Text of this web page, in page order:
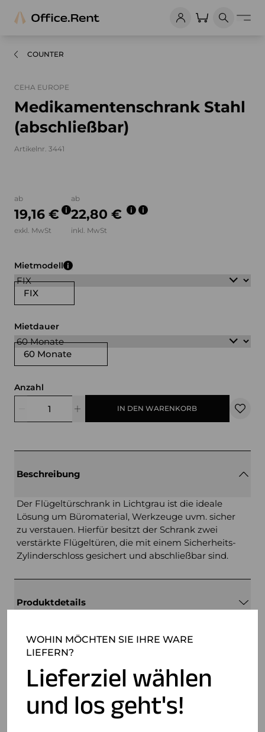
WOHIN MÖCHTEN SIE IHRE WARE
LIEFERN?
Lieferziel wählen
und los geht's!
COUNTER
CEHA EUROPE
Medikamentenschrank Stahl
(abschließbar)
Artikelnr. 3441
ab
19,16 €
exkl. MwSt
ab
22,80 €
inkl. MwSt
FIX
Mietmodell
60 Monate
Mietdauer
Anzahl
IN DEN WARENKORB
Beschreibung
Der Flügeltürschrank in Lichtgrau ist die ideale
Lösung um Büromaterial, Werkzeuge uvm. sicher
zu verstauen. Hierfür besitzt der Schrank zwei
verstärkte Flügeltüren, die mit einem Sicherheits-
Zylinderschloss gesichert und abschließbar sind.
Produktdetails